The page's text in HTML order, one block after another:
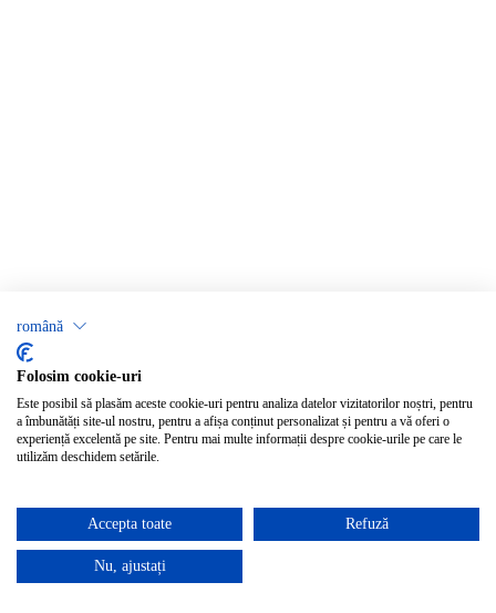
română
Folosim cookie-uri
Este posibil să plasăm aceste cookie-uri pentru analiza datelor vizitatorilor noștri, pentru
a îmbunătăți site-ul nostru, pentru a afișa conținut personalizat și pentru a vă oferi o
experiență excelentă pe site. Pentru mai multe informații despre cookie-urile pe care le
utilizăm deschidem setările.
Accepta toate Refuză
Nu, ajustați